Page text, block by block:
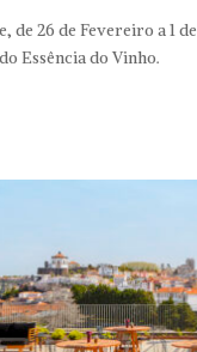
de 26 de Fevereiro a 1 de
Essência do Vinho.